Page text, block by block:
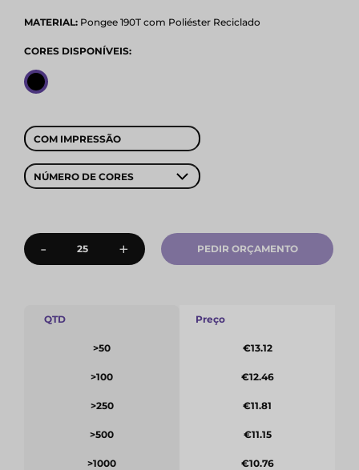
MATERIAL: Pongee 190T com Poliéster Reciclado
CORES DISPONÍVEIS:
COM IMPRESSÃO
NÚMERO DE CORES
- + PEDIR ORÇAMENTO
QTD
>50
>100
>250
>500
>1000
Preço
€13.12
€12.46
€11.81
€11.15
€10.76